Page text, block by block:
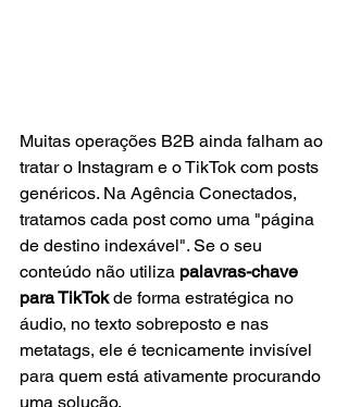
Muitas operações B2B ainda falham ao
tratar o Instagram e o TikTok com posts
genéricos. Na Agência Conectados,
tratamos cada post como uma "página
de destino indexável". Se o seu
conteúdo não utiliza palavras-chave
para TikTok de forma estratégica no
áudio, no texto sobreposto e nas
metatags, ele é tecnicamente invisível
para quem está ativamente procurando
uma solução.